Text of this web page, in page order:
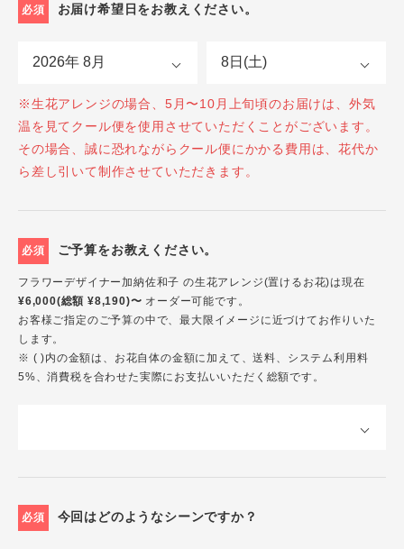
必須 お届け希望日をお教えください。
※生花アレンジの場合、5月〜10月上旬頃のお届けは、外気
温を見てクール便を使用させていただくことがございます。
その場合、誠に恐れながらクール便にかかる費用は、花代か
ら差し引いて制作させていただきます。
必須 ご予算をお教えください。
フラワーデザイナー加納佐和子 の生花アレンジ(置けるお花)は現在
¥6,000(総額 ¥8,190)〜 オーダー可能です。
お客様ご指定のご予算の中で、最大限イメージに近づけてお作りいた
します。
※ ( )内の金額は、お花自体の金額に加えて、送料、システム利用料
5%、消費税を合わせた実際にお支払いいただく総額です。
必須 今回はどのようなシーンですか？